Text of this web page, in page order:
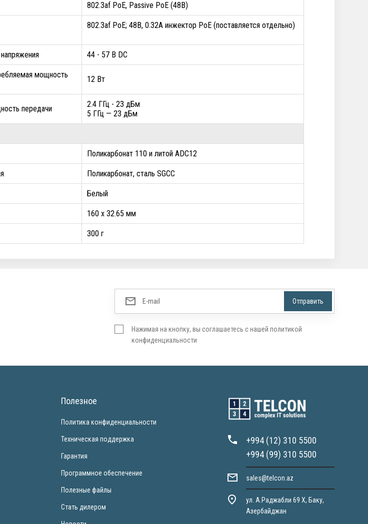
802.3af PoE, Passive PoE (48В)
802.3af PoE; 48В, 0.32А инжектор PoE (поставляется отдельно)
44 - 57 В DC
мощность 12 Вт
передачи
2.4 ГГц - 23 дБм
5 ГГц — 23 дБм
Поликарбонат 110 и литой ADC12
Поликарбонат, сталь SGCC
Белый
160 x 32.65 мм
300 г
Нажимая на кнопку, вы соглашаетесь с нашей политикой
конфиденциальности
Полезное
Политика конфиденциальности
Техническая поддержка
Гарантия
Программное обеспечение
Полезные файлы
Стать дилером
+994 (12) 310 5500
+994 (99) 310 5500
sales@telcon.az
ул. А.Раджабли 69 X, Баку,
Азербайджан